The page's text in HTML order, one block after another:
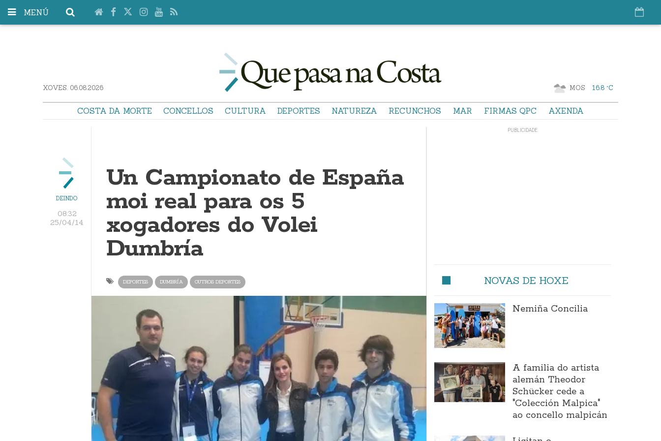
MENÚ
XOVES. 06.08.2026 MOS 16.8 °C
COSTA DA MORTE CONCELLOS CULTURA DEPORTES NATUREZA RECUNCHOS MAR FIRMAS QPC AXENDA
DEINDO
08:32
25/04/14
Un Campionato de España
moi real para os 5
xogadores do Volei
Dumbría
DEPORTES DUMBRÍA OUTROS DEPORTES NOVAS DE HOXE
Nemiña Concilia
A familia do artista
alemán Theodor
Schücker cede a
"Colección Malpica"
ao concello malpicán